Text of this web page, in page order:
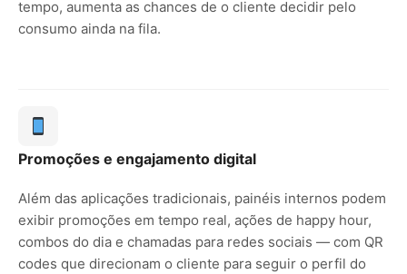
tempo, aumenta as chances de o cliente decidir pelo
consumo ainda na fila.
Promoções e engajamento digital
Além das aplicações tradicionais, painéis internos podem
exibir promoções em tempo real, ações de happy hour,
combos do dia e chamadas para redes sociais — com QR
codes que direcionam o cliente para seguir o perfil do